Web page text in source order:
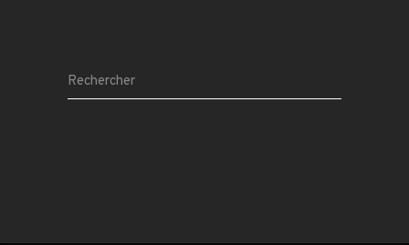
Search